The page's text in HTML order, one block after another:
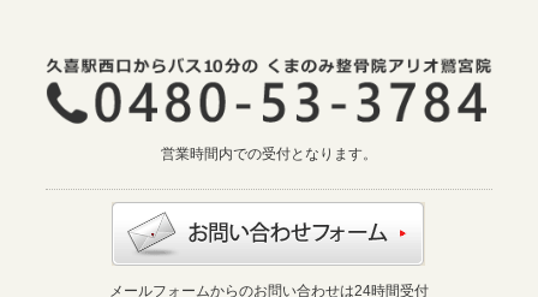
営業時間内での受付となります。
メールフォームからのお問い合わせは24時間受付